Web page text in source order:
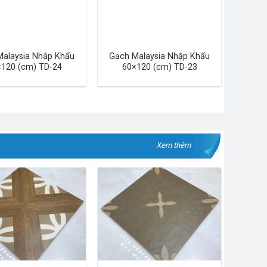
Nhập Khẩu
(cm) TD-24
Gạch Malaysia Nhập Khẩu
60×120 (cm) TD-23
Xem thêm